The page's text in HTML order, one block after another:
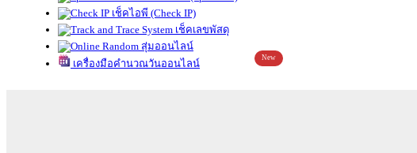
เช็คไอพี (Check IP)
เช็คเลขพัสดุ
สุ่มออนไลน์
เครื่องมือคำนวณวันออนไลน์
New